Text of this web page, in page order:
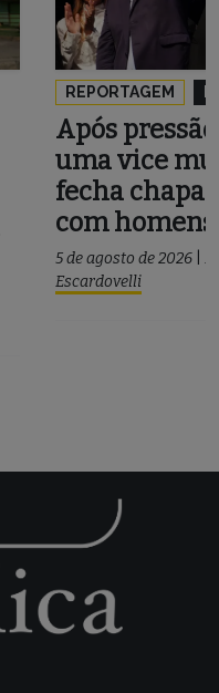
REPORTAGEM
Após
uma vice
fecha chapa
com homens
5 de agosto de 2026
Escardovelli